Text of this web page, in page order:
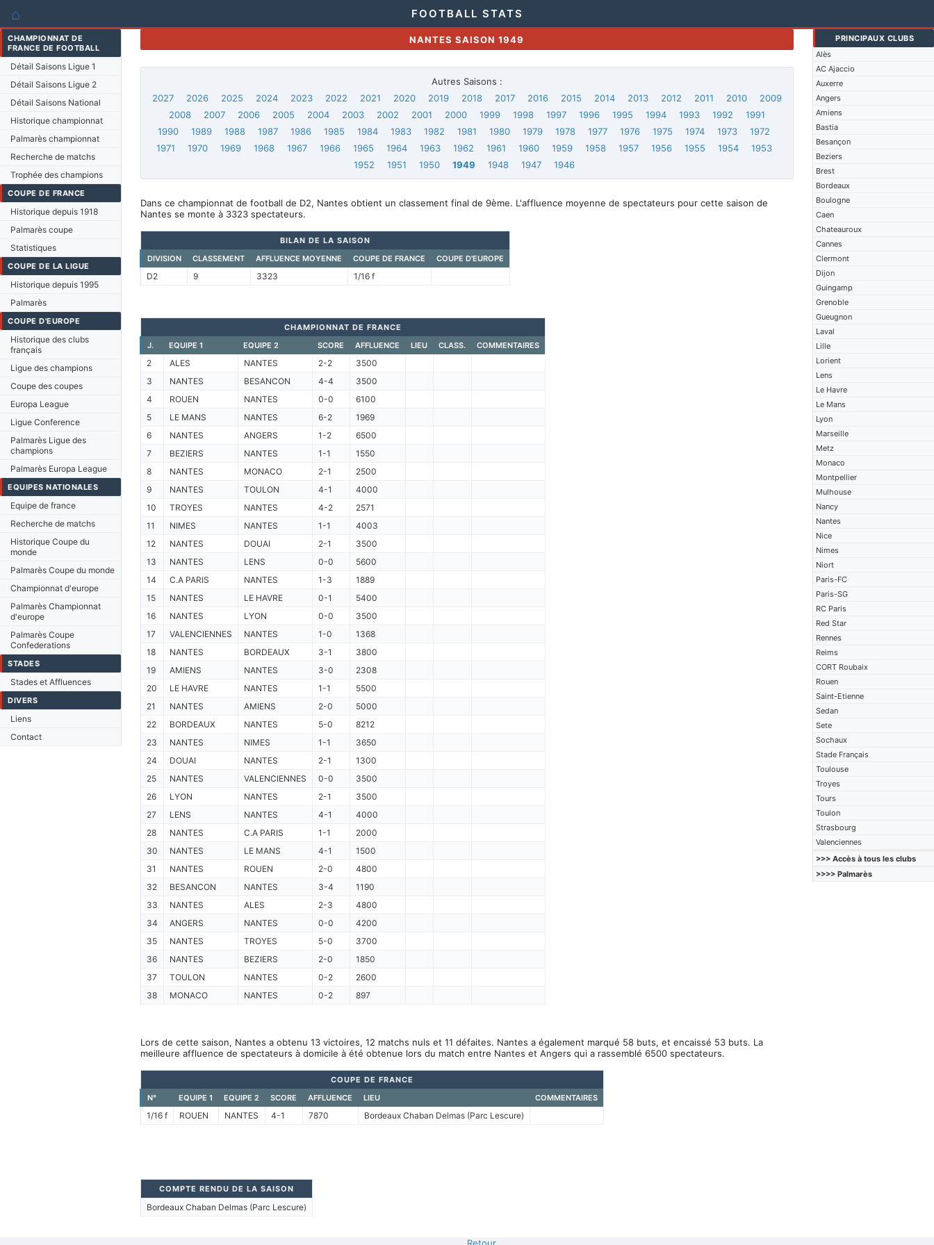
⌂ FOOTBALL STATS
CHAMPIONNAT DE
FRANCE DE FOOTBALL
Détail Saisons Ligue 1
Détail Saisons Ligue 2
Détail Saisons National
Historique championnat
Palmarès championnat
Recherche de matchs
Trophée des champions
COUPE DE FRANCE
Historique depuis 1918
Palmarès coupe
Statistiques
COUPE DE LA LIGUE
Historique depuis 1995
Palmarès
COUPE D'EUROPE
Historique des clubs
français
Ligue des champions
Coupe des coupes
Europa League
Ligue Conference
Palmarès Ligue des
champions
Palmarès Europa League
EQUIPES NATIONALES
Equipe de france
Recherche de matchs
Historique Coupe du
monde
Palmarès Coupe du monde
Championnat d'europe
Palmarès Championnat
d'europe
Palmarès Coupe
Confederations
STADES
Stades et Affluences
DIVERS
Liens
Contact
PRINCIPAUX CLUBS
Alès
AC Ajaccio
Auxerre
Angers
Amiens
Bastia
Besançon
Beziers
Brest
Bordeaux
Boulogne
Caen
Chateauroux
Cannes
Clermont
Dijon
Guingamp
Grenoble
Gueugnon
Laval
Lille
Lorient
Lens
Le Havre
Le Mans
Lyon
Marseille
Metz
Monaco
Montpellier
Mulhouse
Nancy
Nantes
Nice
Nimes
Niort
Paris-FC
Paris-SG
RC Paris
Red Star
Rennes
Reims
CORT Roubaix
Rouen
Saint-Etienne
Sedan
Sete
Sochaux
Stade Français
Toulouse
Troyes
Tours
Toulon
Strasbourg
Valenciennes
>>> Accès à tous les clubs
>>>> Palmarès
NANTES SAISON 1949
Autres Saisons :
2027
2026 2025 2024 2023 2022 2021 2020 2019 2018 2017 2016 2015 2014 2013 2012 2011 2010
2009
2008
2007 2006 2005 2004 2003 2002 2001 2000 1999 1998 1997 1996 1995 1994 1993 1992
1991
1990
1989 1988 1987 1986 1985 1984 1983 1982 1981 1980 1979 1978 1977 1976 1975 1974 1973
1972
1971
1970 1969 1968 1967 1966 1965 1964 1963 1962 1961 1960 1959 1958 1957 1956 1955 1954
1953
1952
1951 1950 1949 1948 1947 1946
Dans ce championnat de football de D2, Nantes obtient un classement final de 9ème. L'affluence moyenne de spectateurs pour cette saison de
Nantes se monte à 3323 spectateurs.
BILAN DE LA SAISON
DIVISION
CLASSEMENT AFFLUENCE MOYENNE COUPE DE FRANCE COUPE D'EUROPE
D2 9 3323 1/16 f
CHAMPIONNAT DE FRANCE
J.
EQUIPE 1 EQUIPE 2 SCORE AFFLUENCE LIEU CLASS. COMMENTAIRES
2 ALES NANTES 2-2
3500
3
NANTES BESANCON 4-4
3500
4
ROUEN NANTES 0-0
6100
5
LE MANS NANTES 6-2
1969
6
NANTES ANGERS 1-2
6500
7
BEZIERS NANTES 1-1
1550
8
NANTES MONACO 2-1
2500
9
NANTES TOULON 4-1
4000
10
TROYES NANTES 4-2
2571
11
NIMES NANTES 1-1
4003
12
NANTES DOUAI 2-1
3500
13
NANTES LENS 0-0
5600
14
C.A PARIS NANTES 1-3
1889
15
NANTES LE HAVRE 0-1
5400
16
NANTES LYON 0-0
3500
17
VALENCIENNES NANTES 1-0
1368
18
NANTES BORDEAUX 3-1
3800
19
AMIENS NANTES 3-0
2308
20
LE HAVRE NANTES 1-1
5500
21
NANTES AMIENS 2-0
5000
22
BORDEAUX NANTES 5-0
8212
23
NANTES NIMES 1-1
3650
24
DOUAI NANTES 2-1
1300
25
NANTES VALENCIENNES 0-0
3500
26
LYON NANTES 2-1
3500
27
LENS NANTES 4-1
4000
28
NANTES C.A PARIS 1-1
2000
30
NANTES LE MANS 4-1
1500
31
NANTES ROUEN 2-0
4800
32
BESANCON NANTES 3-4
1190
33
NANTES ALES 2-3
4800
34
ANGERS NANTES 0-0
4200
35
NANTES TROYES 5-0
3700
36
NANTES BEZIERS 2-0
1850
37
TOULON NANTES 0-2
2600
38
MONACO NANTES 0-2 897
Lors de cette saison, Nantes a obtenu 13 victoires, 12 matchs nuls et 11 défaites. Nantes a également marqué 58 buts, et encaissé 53 buts. La
meilleure affluence de spectateurs à domicile à été obtenue lors du match entre Nantes et Angers qui a rassemblé 6500 spectateurs.
COUPE DE FRANCE
N°
EQUIPE 1 EQUIPE 2 SCORE AFFLUENCE LIEU COMMENTAIRES
1/16 f ROUEN NANTES 4-1 7870 Bordeaux Chaban Delmas (Parc Lescure)
COMPTE RENDU DE LA SAISON
Bordeaux Chaban Delmas (Parc Lescure)